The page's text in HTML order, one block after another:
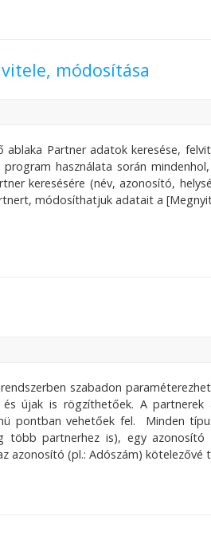
módosítása
Partner adatok keresése,
használata során
keresésére (név, azonosító,
módosíthatjuk adatait a
szabadon
újak is rögzíthetőek. A
pontban vehetőek fel. Minden
több partnerhez is), egy
azonosító (pl.: Adószám)